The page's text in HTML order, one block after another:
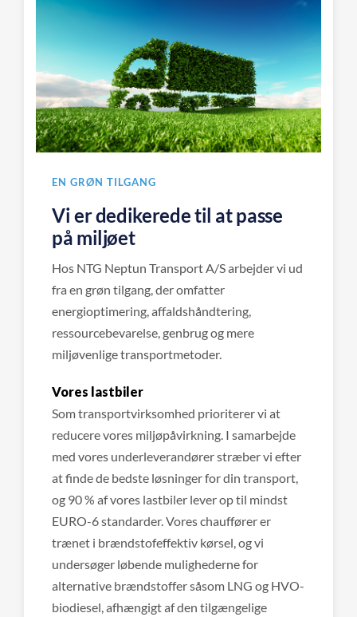
EN GRØN TILGANG
Vi er dedikerede til at passe
på miljøet
Hos NTG Neptun Transport A/S arbejder vi ud
fra en grøn tilgang, der omfatter
energioptimering, affaldshåndtering,
ressourcebevarelse, genbrug og mere
miljøvenlige transportmetoder.
Vores lastbiler
Som transportvirksomhed prioriterer vi at
reducere vores miljøpåvirkning. I samarbejde
med vores underleverandører stræber vi efter
at finde de bedste løsninger for din transport,
og 90 % af vores lastbiler lever op til mindst
EURO-6 standarder. Vores chauffører er
trænet i brændstofeffektiv kørsel, og vi
undersøger løbende mulighederne for
alternative brændstoffer såsom LNG og HVO-
biodiesel, afhængigt af den tilgængelige